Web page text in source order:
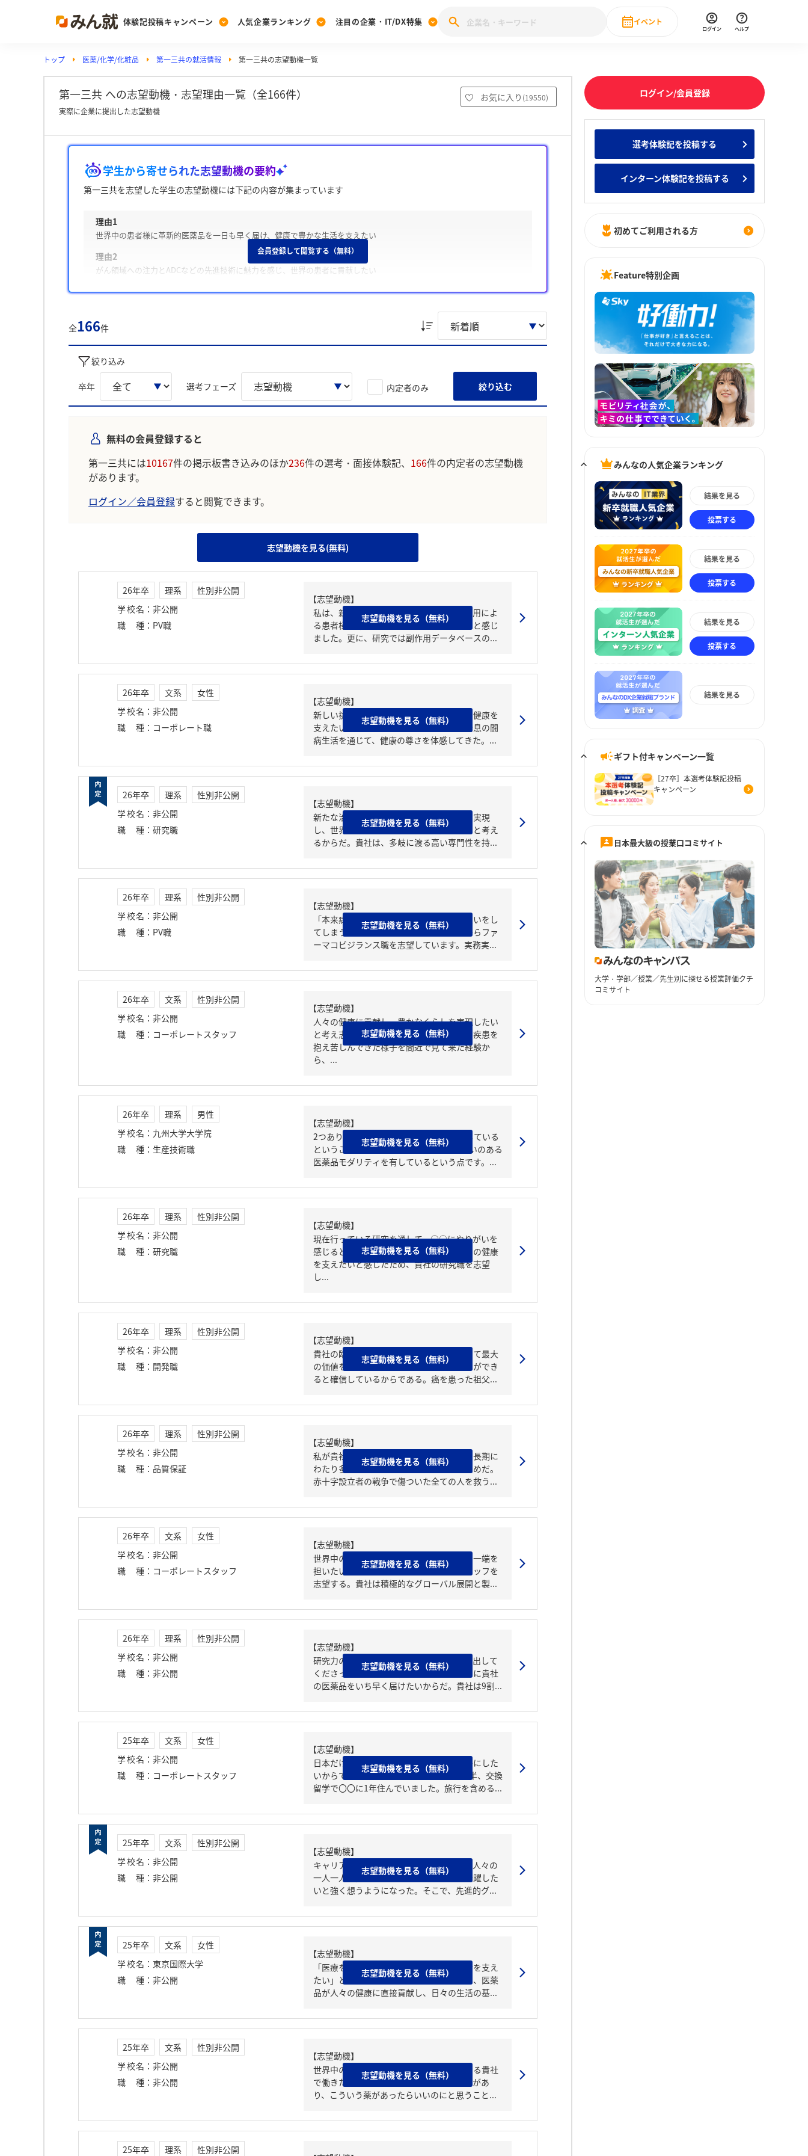
体験記投稿キャンペーン
Post
投稿する
[27卒] 本選考体験記投稿キャンペーン
人気企業ランキング
Ranking
ランキングを見る
Vote みんなのIT業界新卒就職人気企業ランキング みんなの新卒就職人気企業ランキング みんなのインターン人気企業ランキ
注目の企業・IT/DX特集
PickUp
注目の企業特集
28卒 IT・DX現場社員インタビュー
動画で知ろう！業界・企業研究
イベント
直近のイベント一覧
ログイン ヘルプ
トップ 医薬/化学/化粧品 第一三共の就活情報 第一三共の志望動機一覧
第一三共 への志望動機・志望理由一覧（全166件） お気に入り (19550)
実際に企業に提出した志望動機
学生から寄せられた志望動機の要約
第一三共を志望した学生の志望動機には下記の内容が集まっています
理由1
世界中の患者様に革新的医薬品を一日も早く届け、健康で豊かな生活を支えたい
理由2
がん領域への注力とADCなどの先進技術に魅力を感じ、世界の患者に貢献したい
理由3
学生の声を就職活動の参考にしましょう。
※AIを使用し、過去3年間のユーザー投稿を要約しています。実際のユーザの投稿は下記の一覧からご確認ください。
会員登録して閲覧する（無料）
全166件
絞り込み
卒年 選考フェーズ 内定者のみ 絞り込む
無料の会員登録すると
第一三共には10167件の掲示板書き込みのほか236件の選考・面接体験記、 166件の内定者の志望動機
があります。
ログイン／会員登録すると閲覧できます。
志望動機を見る(無料)
26年卒 理系
性別非公開
学校名 ： 非公開
職種 ： PV職
【志望動機】
私は、親族の抗癌薬治療を見る中で、副作用によ
る患者様のQOLの低下が非常に問題であると感じ
ました。更に、研究では副作用データベースの...
志望動機を見る（無料）
26年卒 文系
女性
学校名 ： 非公開
職種 ： コーポレート職
【志望動機】
新しい挑戦を続けながら、世界中の人々の健康を
支えたいという想いがあるからだ。私は喘息の闘
病生活を通じて、健康の尊さを体感してきた。...
志望動機を見る（無料）
26年卒 理系
性別非公開
学校名 ： 非公開
職種 ： 研究職
【志望動機】
新たな治療価値や画期的な医薬品の創出を実現
し、世界中の多様な医療ニーズに応えたいと考え
るからだ。貴社は、多岐に渡る高い専門性を持...
志望動機を見る（無料）
26年卒 理系
性別非公開
学校名 ： 非公開
職種 ： PV職
【志望動機】
「本来病気を治療するための薬で苦しい思いをし
てしまう患者様を救いたい」という想いからファ
ーマコビジランス職を志望しています。実務実...
志望動機を見る（無料）
26年卒 文系
性別非公開
学校名 ： 非公開
職種 ： コーポレートスタッフ
【志望動機】
人々の健康に貢献し、豊かなくらしを実現したい
と考え志望した。私は、○○○○が様々な疾患を
抱え苦しんできた様子を間近で見て来た経験か
ら、...
志望動機を見る（無料）
26年卒 理系
男性
学校名 ： 九州大学大学院
職種 ： 生産技術職
【志望動機】
2つあります。1つ目は貴社ががんに注力している
ということ、2つ目はADCという最も今勢いのある
医薬品モダリティを有しているという点です。...
志望動機を見る（無料）
26年卒 理系
性別非公開
学校名 ： 非公開
職種 ： 研究職
【志望動機】
現在行っている研究を通して、○○にやりがいを
感じるとともに、この経験を活かして人々の健康
を支えたいと感じたため、貴社の研究職を志望
し...
志望動機を見る（無料）
26年卒 理系
性別非公開
学校名 ： 非公開
職種 ： 開発職
【志望動機】
貴社の臨床開発職であれば、患者様にとって最大
の価値を持つ革新的な医薬品を届けることができ
ると確信しているからである。癌を患った祖父...
志望動機を見る（無料）
26年卒 理系
性別非公開
学校名 ： 非公開
職種 ： 品質保証
【志望動機】
私が貴社の品質保証職を志望した理由は、長期に
わたり多くの人に革新的医薬品を届けるためだ。
赤十字設立者の戦争で傷ついた全ての人を救う...
志望動機を見る（無料）
26年卒 文系
女性
学校名 ： 非公開
職種 ： コーポレートスタッフ
【志望動機】
世界中の人々の健康を支える貴社の経営の一端を
担いたいと考え、貴社のコーポレートスタッフを
志望する。貴社は積極的なグローバル展開と製...
志望動機を見る（無料）
26年卒 理系
性別非公開
学校名 ： 非公開
職種 ： 非公開
【志望動機】
研究力の高い貴社で、研究職の方々が生み出して
くださったタネを最大化し、世界中の人々に貴社
の医薬品をいち早く届けたいからだ。貴社は9割...
志望動機を見る（無料）
25年卒 文系
女性
学校名 ： 非公開
職種 ： コーポレートスタッフ
【志望動機】
日本だけでなく、世界の人々の生活を豊かにした
いからです。父の転勤で〇〇の〇〇に2年半、交換
留学で〇〇に1年住んでいました。旅行を含める...
志望動機を見る（無料）
25年卒 文系
性別非公開
学校名 ： 非公開
職種 ： 非公開
【志望動機】
キャリアの中で、予防から治療まで幅広い人々の
一人一人の健康や生活に寄り添いながら活躍した
いと強く想うようになった。そこで、先進的グ...
志望動機を見る（無料）
25年卒 文系
女性
学校名 ： 東京国際大学
職種 ： 非公開
【志望動機】
「医療を通じて患者さんとその家族の生活を支え
たい」という想いで貴社を志望する。私は、医薬
品が人々の健康に直接貢献し、日々の生活の基...
志望動機を見る（無料）
25年卒 文系
性別非公開
学校名 ： 非公開
職種 ： 非公開
【志望動機】
世界中の人々の健康で豊かな生活に貢献する貴社
で働きたいからです。私自身、アレルギーがあ
り、こういう薬があったらいいのにと思うこと...
志望動機を見る（無料）
25年卒 理系 性別非公開
ログイン/会員登録
選考体験記を投稿する
インターン体験記を投稿する
初めてご利用される方
Feature特別企画
みんなの人気企業ランキング
結果を見る
投票する
結果を見る
投票する
結果を見る
投票する
結果を見る
ギフト付キャンペーン一覧
［27卒］本選考体験記投稿
キャンペーン
日本最大級の授業口コミサイト
大学・学部／授業／先生別に探せる授業評価クチ
コミサイト